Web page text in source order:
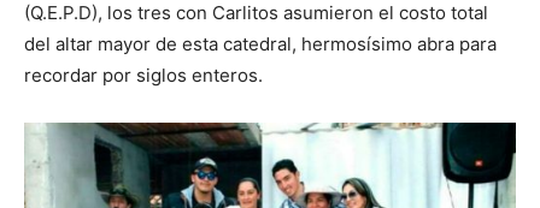
(Q.E.P.D), los tres con Carlitos asumieron el costo total
del altar mayor de esta catedral, hermosísimo abra para
recordar por siglos enteros.